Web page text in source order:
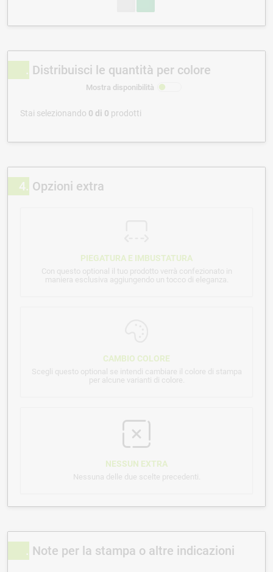
Distribuisci le quantità per colore
Mostra disponibilità
Stai selezionando 0 di 0 prodotti
4 Opzioni extra
PIEGATURA E IMBUSTATURA
Con questo optional il tuo prodotto verrà confezionato in
maniera esclusiva aggiungendo un tocco di eleganza.
CAMBIO COLORE
Scegli questo optional se intendi cambiare il colore di stampa
per alcune varianti di colore.
NESSUN EXTRA
Nessuna delle due scelte precedenti.
Note per la stampa o altre indicazioni